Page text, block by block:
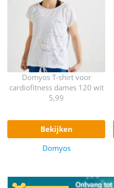
Domyos T-shirt voor
cardiofitness dames 120 wit
5,99
bekijken
Domyos